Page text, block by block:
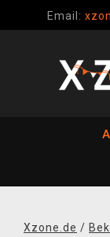
Email:
Xzone.de /